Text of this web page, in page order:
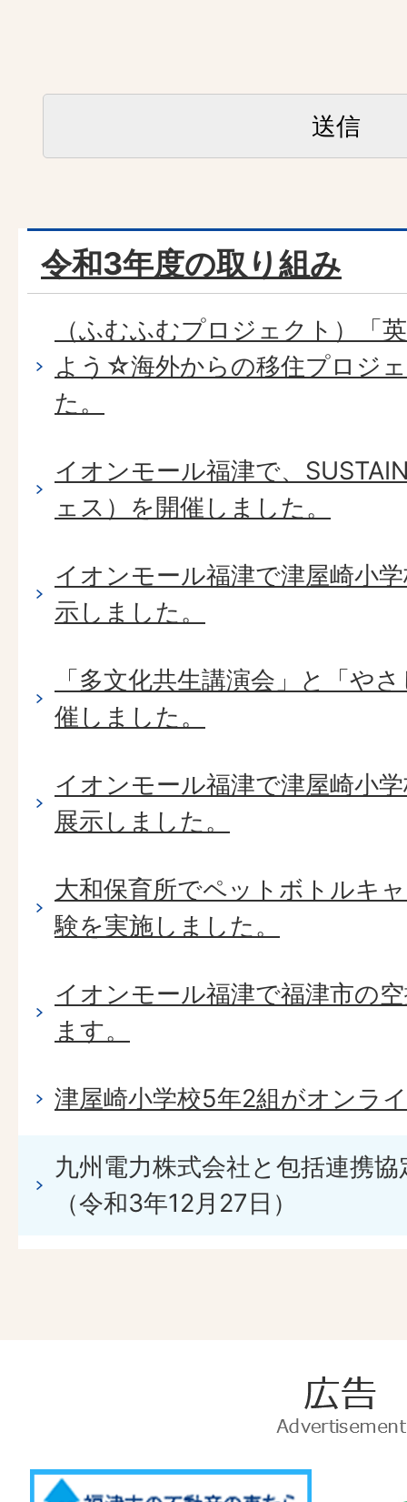
令和3年度の取り組み
（ふむふむプロジェクト）「
よう☆海外からの移住プロジ
た。
イオンモール福津で、
ェス）を開催しました。
イオンモール福津で津屋崎小
示しました。
「多文化共生講演会」と「や
催しました。
イオンモール福津で津屋崎小
展示しました。
大和保育所でペットボトルキ
験を実施しました。
イオンモール福津で福津市の
ます。
津屋崎小学校5年2組がオンラ
九州電力株式会社と包括連携
（令和3年12月27日）
告